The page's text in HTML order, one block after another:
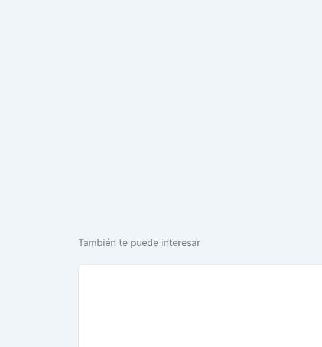
También te puede interesar